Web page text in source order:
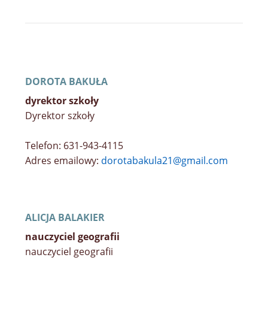
KLASA X A LICEALNA
POLISH AS A SECOND LANGUAGE
DOROTA BAKUŁA
dyrektor szkoły
Dyrektor szkoły
Telefon: 631-943-4115
Adres emailowy: dorotabakula21@gmail.com
ALICJA BALAKIER
nauczyciel geografii
nauczyciel geografii